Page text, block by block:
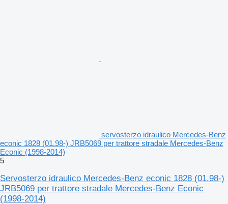
servosterzo idraulico Mercedes-Benz
econic 1828 (01.98-) JRB5069 per trattore stradale Mercedes-Benz
Econic (1998-2014)
5
Servosterzo idraulico Mercedes-Benz econic 1828 (01.98-)
JRB5069 per trattore stradale Mercedes-Benz Econic
(1998-2014)